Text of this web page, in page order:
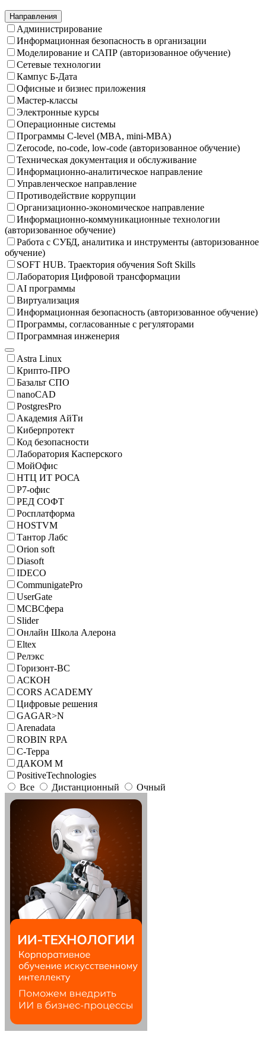
Направления
Администрирование
Информационная безопасность в организации
Моделирование и САПР (авторизованное обучение)
Сетевые технологии
Кампус Б-Дата
Офисные и бизнес приложения
Мастер-классы
Электронные курсы
Операционные системы
Программы C-level (MBA, mini-MBA)
Zerocode, no-code, low-code (авторизованное обучение)
Техническая документация и обслуживание
Информационно-аналитическое направление
Управленческое направление
Противодействие коррупции
Организационно-экономическое направление
Информационно-коммуникационные технологии
(авторизованное обучение)
Работа с СУБД, аналитика и инструменты (авторизованное
обучение)
SOFT HUB. Траектория обучения Soft Skills
Лаборатория Цифровой трансформации
AI программы
Виртуализация
Информационная безопасность (авторизованное обучение)
Программы, согласованные с регуляторами
Программная инженерия
Astra Linux
Крипто-ПРО
Базальт СПО
nanoCAD
PostgresPro
Академия АйТи
Киберпротект
Код безопасности
Лаборатория Касперского
МойОфис
НТЦ ИТ РОСА
Р7-офис
РЕД СОФТ
Росплатформа
HOSTVM
Тантор Лабс
Orion soft
Diasoft
IDECO
CommunigatePro
UserGate
МСВСфера
Slider
Онлайн Школа Алерона
Eltex
Релэкс
Горизонт-ВС
АСКОН
CORS ACADEMY
Цифровые решения
GAGAR>N
Arenadata
ROBIN RPA
С-Терра
ДАКОМ М
PositiveTechnologies
Все
Дистанционный Очный